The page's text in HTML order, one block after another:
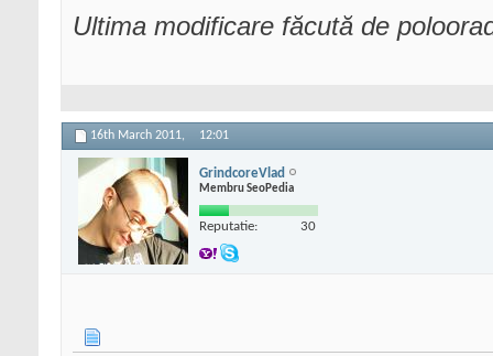
Ultima modificare făcută de
16th March 2011, 12:01
GrindcoreVlad
Membru SeoPedia
Reputatie: 30